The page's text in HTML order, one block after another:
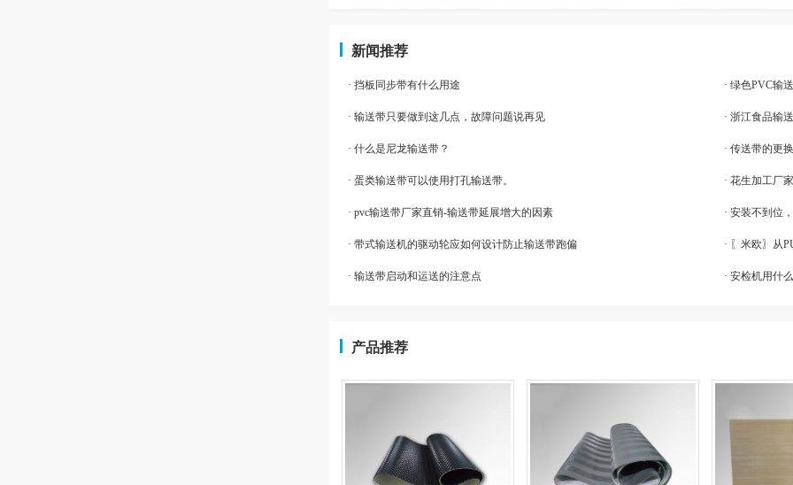
新闻推荐
· 挡板同步带有什么用途 · 绿色PVC输
· 输送带只要做到这几点，故障问题说再见 · 浙江食品输
· 什么是尼龙输送带？ · 传送带的更
· 蛋类输送带可以使用打孔输送带。 · 花生加工厂
· pvc输送带厂家直销-输送带延展增大的因素 · 安装不到位
· 带式输送机的驱动轮应如何设计防止输送带跑偏 · 〖米欧〗从
· 输送带启动和运送的注意点 · 安检机用什
产品推荐